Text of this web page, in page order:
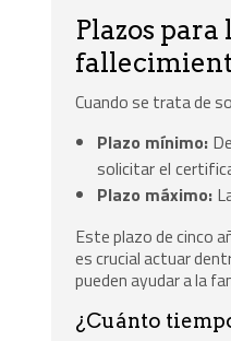
Plazos
Cuando se trata de
Plazo mínimo:
solicitar el
Plazo máximo:
Este plazo de cinco
es crucial actuar
pueden ayudar a la
¿Cuánto